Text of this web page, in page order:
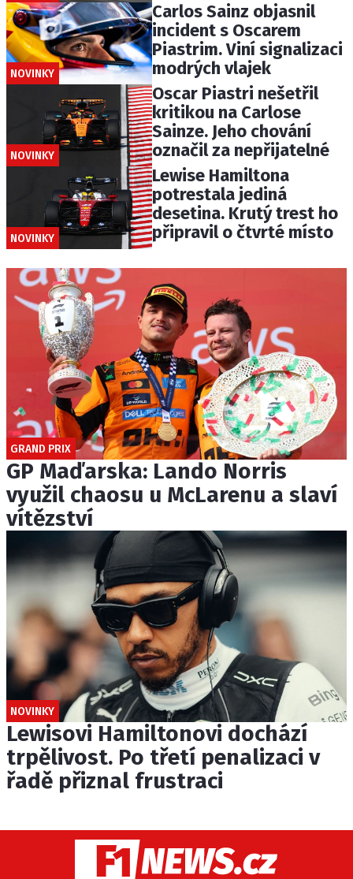
NOVINKY
Carlos Sainz objasnil
incident s Oscarem
Piastrim. Viní signalizaci
modrých vlajek
NOVINKY
Oscar Piastri nešetřil
kritikou na Carlose
Sainze. Jeho chování
označil za nepřijatelné
NOVINKY
Lewise Hamiltona
potrestala jediná
desetina. Krutý trest ho
připravil o čtvrté místo
GRAND PRIX
GP Maďarska: Lando Norris
využil chaosu u McLarenu a slaví
vítězství
NOVINKY
Lewisovi Hamiltonovi dochází
trpělivost. Po třetí penalizaci v
řadě přiznal frustraci